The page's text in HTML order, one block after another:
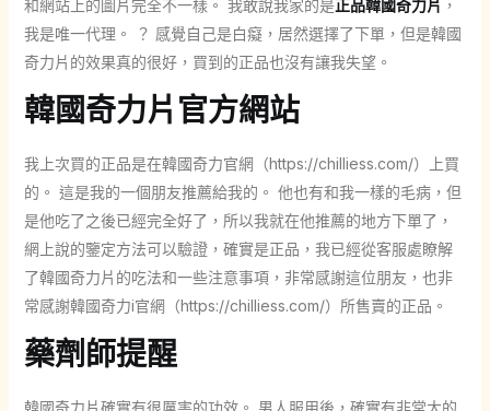
和網站上的圖片完全不一樣。 我敢說我家的是正品韓國奇力片 ，
我是唯一代理。 ？ 感覺自己是白癡，居然選擇了下單，但是韓國
奇力片的效果真的很好，買到的正品也沒有讓我失望。
韓國奇力片官方網站
我上次買的正品是在韓國奇力官網（https://chilliess.com/）上買
的。 這是我的一個朋友推薦給我的。 他也有和我一樣的毛病，但
是他吃了之後已經完全好了，所以我就在他推薦的地方下單了，
網上說的鑒定方法可以驗證，確實是正品，我已經從客服處瞭解
了韓國奇力片的吃法和一些注意事項，非常感謝這位朋友，也非
常感謝韓國奇力i官網（https://chilliess.com/）所售賣的正品。
藥劑師提醒